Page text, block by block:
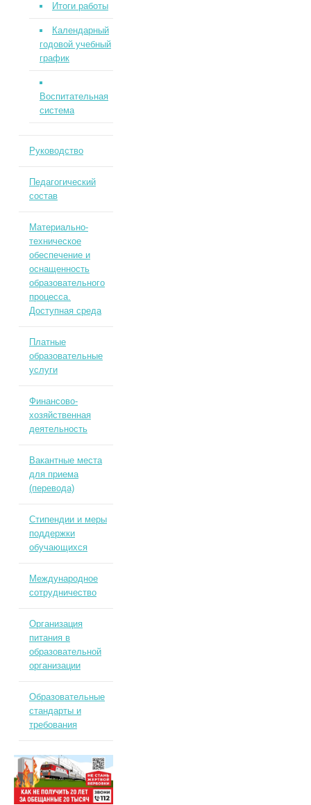
Итоги работы
Календарный
годовой учебный
график
Воспитательная
система
Руководство
Педагогический
состав
Материально-
техническое
обеспечение и
оснащенность
образовательного
процесса.
Доступная среда
Платные
образовательные
услуги
Финансово-
хозяйственная
деятельность
Вакантные места
для приема
(перевода)
Стипендии и меры
поддержки
обучающихся
Международное
сотрудничество
Организация
питания в
образовательной
организации
Образовательные
стандарты и
требования